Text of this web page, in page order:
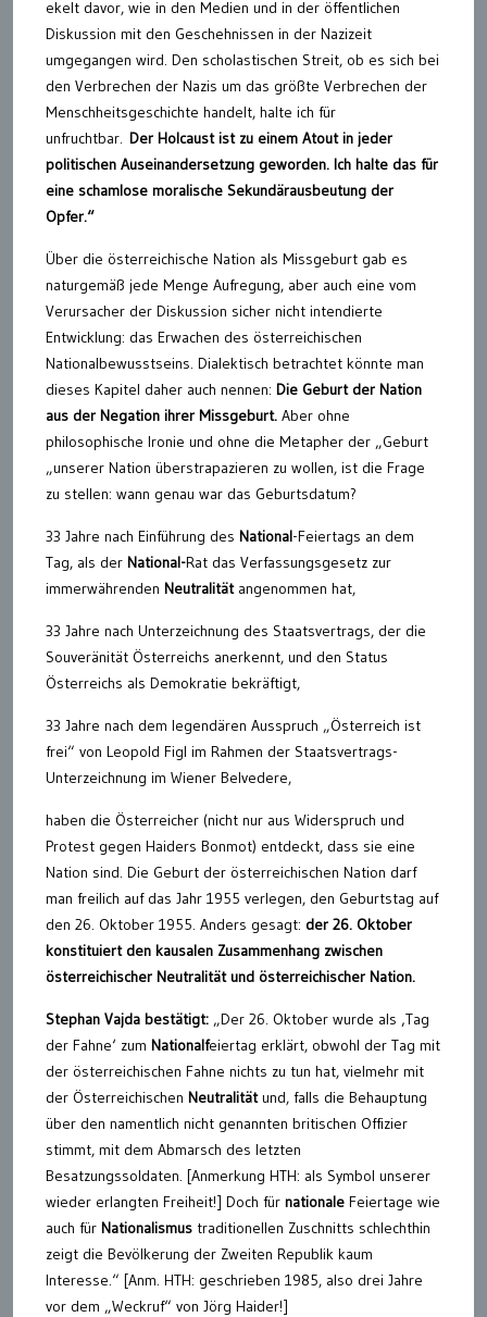
ekelt davor, wie in den Medien und in der öffentlichen
Diskussion mit den Geschehnissen in der Nazizeit
umgegangen wird. Den scholastischen Streit, ob es sich bei
den Verbrechen der Nazis um das größte Verbrechen der
Menschheitsgeschichte handelt, halte ich für
unfruchtbar. Der Holcaust ist zu einem Atout in jeder
politischen Auseinandersetzung geworden. Ich halte das für
eine schamlose moralische Sekundärausbeutung der
Opfer.“
Über die österreichische Nation als Missgeburt gab es
naturgemäß jede Menge Aufregung, aber auch eine vom
Verursacher der Diskussion sicher nicht intendierte
Entwicklung: das Erwachen des österreichischen
Nationalbewusstseins. Dialektisch betrachtet könnte man
dieses Kapitel daher auch nennen: Die Geburt der Nation
aus der Negation ihrer Missgeburt. Aber ohne
philosophische Ironie und ohne die Metapher der „Geburt
„unserer Nation überstrapazieren zu wollen, ist die Frage
zu stellen: wann genau war das Geburtsdatum?
33 Jahre nach Einführung des National-Feiertags an dem
Tag, als der National-Rat das Verfassungsgesetz zur
immerwährenden Neutralitätangenommen hat,
33 Jahre nach Unterzeichnung des Staatsvertrags, der die
Souveränität Österreichs anerkennt, und den Status
Österreichs als Demokratie bekräftigt,
33 Jahre nach dem legendären Ausspruch „Österreich ist
frei“ von Leopold Figl im Rahmen der Staatsvertrags-
Unterzeichnung im Wiener Belvedere,
haben die Österreicher (nicht nur aus Widerspruch und
Protest gegen Haiders Bonmot) entdeckt, dass sie eine
Nation sind. Die Geburt der österreichischen Nation darf
man freilich auf das Jahr 1955 verlegen, den Geburtstag auf
den 26. Oktober 1955. Anders gesagt: der 26. Oktober
konstituiert den kausalen Zusammenhang zwischen
österreichischer Neutralität und österreichischer Nation.
Stephan Vajda bestätigt: „Der 26. Oktober wurde als ‚Tag
der Fahne‘ zum Nationalfeiertag erklärt, obwohl der Tag mit
der österreichischen Fahne nichts zu tun hat, vielmehr mit
der Österreichischen Neutralitätund, falls die Behauptung
über den namentlich nicht genannten britischen Offizier
stimmt, mit dem Abmarsch des letzten
Besatzungssoldaten. [Anmerkung HTH: als Symbol unserer
wieder erlangten Freiheit!] Doch für nationale Feiertage wie
auch für Nationalismus traditionellen Zuschnitts schlechthin
zeigt die Bevölkerung der Zweiten Republik kaum
Interesse.“ [Anm. HTH: geschrieben 1985, also drei Jahre
vor dem „Weckruf“ von Jörg Haider!]